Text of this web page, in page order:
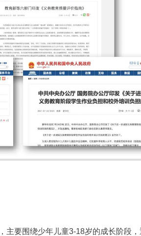
主要围绕少年儿童3-18岁的成长阶段